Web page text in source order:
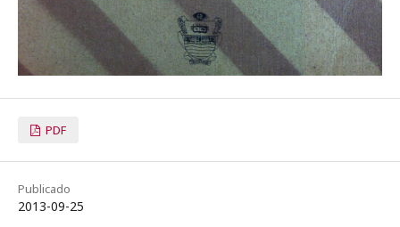
PDF
Publicado
2013-09-25